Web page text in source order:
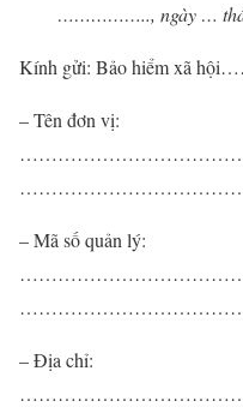
…………….., ngày …
Kính gửi: Bảo hiểm xã
– Tên đơn vị:
– Mã số quản lý:
– Địa chỉ: